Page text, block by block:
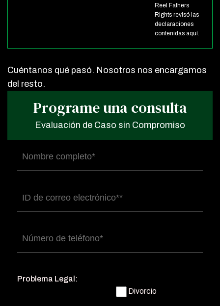
Reel Fathers
Rights revisó las
declaraciones
contenidas aquí.
Cuéntanos qué pasó. Nosotros nos encargamos
del resto.
Programe una consulta
Evaluación de Caso sin Compromiso
Nombre
completo(Obligatorio)
Correo
electrónico(Obligatorio)
Número
de
Problema Legal:
Divorcio